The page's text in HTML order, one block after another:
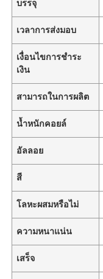
บรรจุ
เวลาการส่งมอบ
เงื่อนไขการชำระ
เงิน
สามารถในการผลิต
น้ำหนักคอยล์
อัลลอย
สี
โลหะผสมหรือไม่
ความหนาแน่น
เสร็จ